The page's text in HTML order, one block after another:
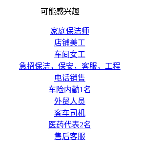
可能感兴趣
家庭保洁师
店铺美工
车间女工
急招保洁，保安，客服，工程
电话销售
车险内勤1名
外贸人员
客车司机
医药代表2名
售后客服